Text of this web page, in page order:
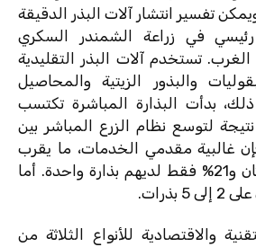
(18٪). ويمكن تفسير انتشار آلات البذر الدقيقة
في زراعة الشمندر السكري
تستخدم آلات البذر التقليدية
والبذور الزيتية والمحاصيل
ذلك، بدأت البذارة المباشرة تكتسب
لتوسع نظام الزرع المباشر بين
غالبية مقدمي الخدمات، ما يقرب
من 41%، لديهم بذارتان و21% فقط لديهم بذارة واحدة. أما
والاقتصادية للأنواع الثلاثة من